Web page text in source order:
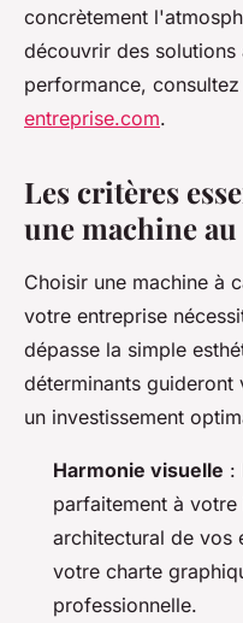
concrètement
découvrir des solutions
performance, consultez
entreprise.com.
Les critères
une machine
Choisir une machine à
votre entreprise
dépasse la simple
déterminants
un investissement
Harmonie visuelle :
parfaitement à
architectural de vos
votre charte
professionnelle.